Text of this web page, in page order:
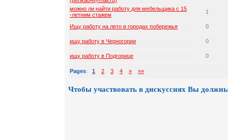
можно ли найти работу для мебельщика с 15
-летним стажем
1
Ищу работу на лето в городах побережья 0
ищу работу в Черногории 0
ищу работу в Подгорице 0
Pages: 1 2 3 4 » »»
Чтобы участвовать в дискуссиях Вы